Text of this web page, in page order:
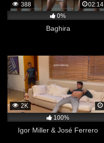
388
02:14
0%
Baghira
2K
100%
Igor Miller & José Ferrero